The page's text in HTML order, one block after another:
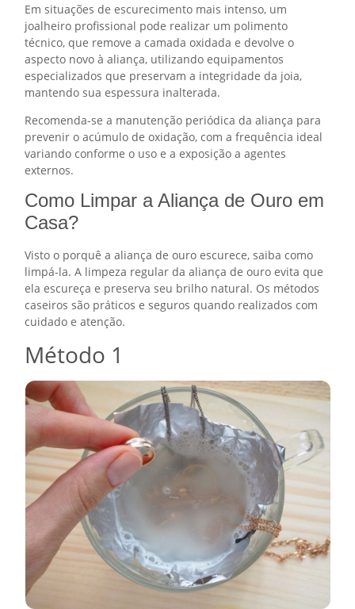
Em situações de escurecimento mais intenso, um
joalheiro profissional pode realizar um polimento
técnico, que remove a camada oxidada e devolve o
aspecto novo à aliança, utilizando equipamentos
especializados que preservam a integridade da joia,
mantendo sua espessura inalterada.
Recomenda-se a manutenção periódica da aliança para
prevenir o acúmulo de oxidação, com a frequência ideal
variando conforme o uso e a exposição a agentes
externos.
Como Limpar a Aliança de Ouro em
Casa?
Visto o porquê a aliança de ouro escurece, saiba como
limpá-la. A limpeza regular da aliança de ouro evita que
ela escureça e preserva seu brilho natural. Os métodos
caseiros são práticos e seguros quando realizados com
cuidado e atenção.
Método 1